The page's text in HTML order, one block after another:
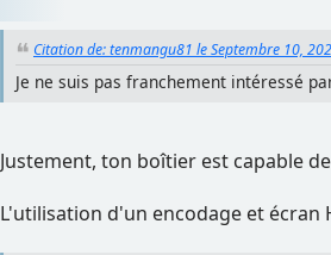
Citation de: tenmangu81 le Septembre 10,
Je ne suis pas franchement intéressé
Justement, ton boîtier est capable
L'utilisation d'un encodage et écran